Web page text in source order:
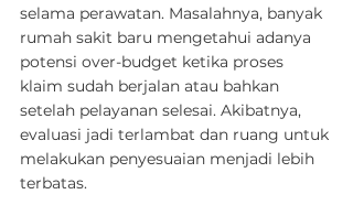
selama perawatan. Masalahnya, banyak
rumah sakit baru mengetahui adanya
potensi over-budget ketika proses
klaim sudah berjalan atau bahkan
setelah pelayanan selesai. Akibatnya,
evaluasi jadi terlambat dan ruang untuk
melakukan penyesuaian menjadi lebih
terbatas.